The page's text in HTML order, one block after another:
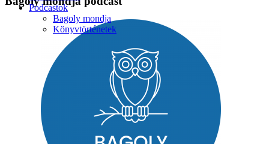
Podcastok
Bagoly mondja
Könyvtörténetek